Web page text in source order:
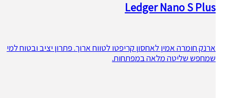
Ledger Nano S Plus
ארנק חומרה אמין לאחסון קריפטו לטווח ארוך. פתרון יציב ובטוח למי
שמחפש שליטה מלאה במפתחות.